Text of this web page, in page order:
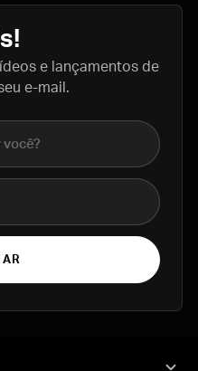
e lançamentos de
e-mail.